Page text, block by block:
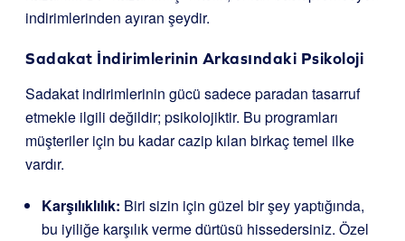
indirimlerinden ayıran şeydir.
Sadakat İndirimlerinin Arkasındaki Psikoloji
Sadakat indirimlerinin gücü sadece paradan tasarruf
etmekle ilgili değildir; psikolojiktir. Bu programları
müşteriler için bu kadar cazip kılan birkaç temel ilke
vardır.
Karşılıklılık: Biri sizin için güzel bir şey yaptığında,
bu iyiliğe karşılık verme dürtüsü hissedersiniz. Özel